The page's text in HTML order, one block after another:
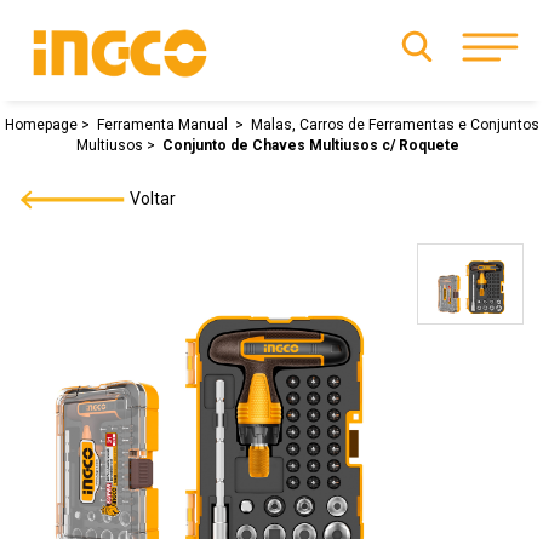
Homepage Ferramenta Manual
Malas, Carros de Ferramentas e Conjuntos
Multiusos
Conjunto de Chaves Multiusos c/ Roquete
Voltar